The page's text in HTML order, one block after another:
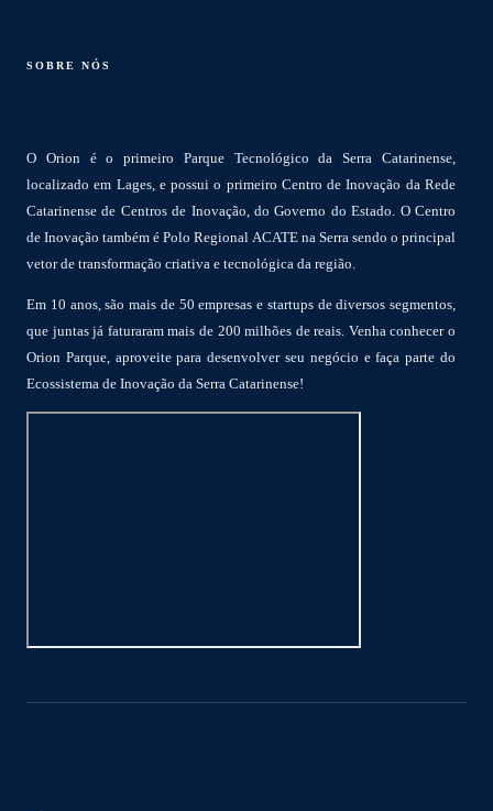
SOBRE NÓS
O Orion é o primeiro Parque Tecnológico da Serra Catarinense,
localizado em Lages, e possui o primeiro Centro de Inovação da Rede
Catarinense de Centros de Inovação, do Governo do Estado. O Centro
de Inovação também é Polo Regional ACATE na Serra sendo o principal
vetor de transformação criativa e tecnológica da região.
Em 10 anos, são mais de 50 empresas e startups de diversos segmentos,
que juntas já faturaram mais de 200 milhões de reais. Venha conhecer o
Orion Parque, aproveite para desenvolver seu negócio e faça parte do
Ecossistema de Inovação da Serra Catarinense!